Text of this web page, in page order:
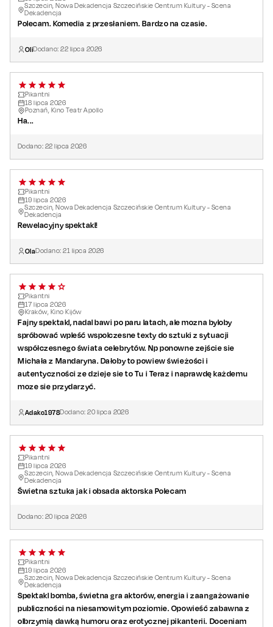
Szczecin, Nowa Dekadencja Szczecińskie Centrum Kultury - Scena
Dekadencja
Polecam. Komedia z przesłaniem. Bardzo na czasie.
OliDodano:22 lipca 2026
Pikantni
18 lipca 2026
Poznań, Kino Teatr Apollo
Ha...
Dodano: 22 lipca 2026
Pikantni
19 lipca 2026
Szczecin, Nowa Dekadencja Szczecińskie Centrum Kultury - Scena
Dekadencja
Rewelacyjny spektakl!
OlaDodano:21 lipca 2026
Pikantni
17 lipca 2026
Kraków, Kino Kijów
Fajny spektakl, nadal bawi po paru latach, ale mozna byloby
spróbować wpleść wspolczesne texty do sztuki z sytuacji
współczesnego świata celebrytów. Np ponowne zejście sie
Michała z Mandaryna. Dałoby to powiew świeżości i
autentyczności ze dzieje sie to Tu i Teraz i naprawdę każdemu
moze sie przydarzyć.
Adako1978Dodano:20 lipca 2026
Pikantni
19 lipca 2026
Szczecin, Nowa Dekadencja Szczecińskie Centrum Kultury - Scena
Dekadencja
Świetna sztuka jak i obsada aktorska Polecam
Dodano: 20lipca 2026
Pikantni
19 lipca 2026
Szczecin, Nowa Dekadencja Szczecińskie Centrum Kultury - Scena
Dekadencja
Spektakl bomba, świetna gra aktorów, energia i zaangażowanie
publiczności na niesamowitym poziomie. Opowieść zabawna z
olbrzymią dawką humoru oraz erotycznej pikanterii. Doceniam